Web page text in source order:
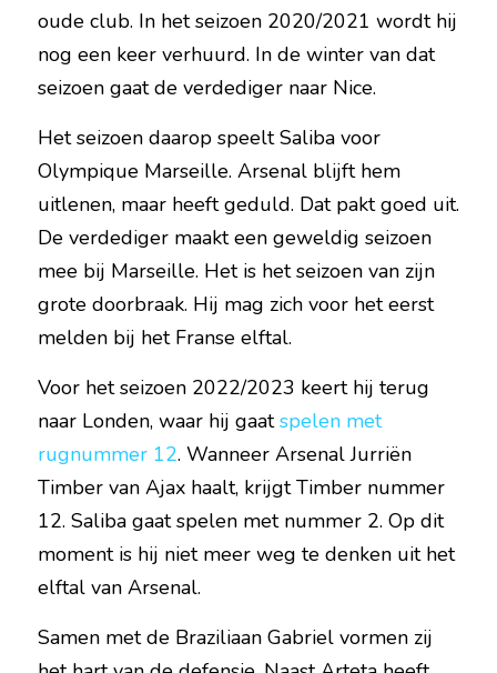
oude club. In het seizoen 2020/2021 wordt hij
nog een keer verhuurd. In de winter van dat
seizoen gaat de verdediger naar Nice.
Het seizoen daarop speelt Saliba voor
Olympique Marseille. Arsenal blijft hem
uitlenen, maar heeft geduld. Dat pakt goed uit.
De verdediger maakt een geweldig seizoen
mee bij Marseille. Het is het seizoen van zijn
grote doorbraak. Hij mag zich voor het eerst
melden bij het Franse elftal.
Voor het seizoen 2022/2023 keert hij terug
naar Londen, waar hij gaat spelen met
rugnummer 12. Wanneer Arsenal Jurriën
Timber van Ajax haalt, krijgt Timber nummer
12. Saliba gaat spelen met nummer 2. Op dit
moment is hij niet meer weg te denken uit het
elftal van Arsenal.
Samen met de Braziliaan Gabriel vormen zij